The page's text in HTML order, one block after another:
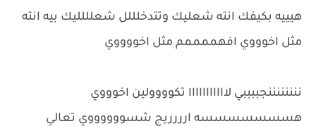
هيييه بكيفك انته شعليك وتتدخلللل شعلللليك بيه انته
مثل اخوووي افهممممم مثل اخووووي
ننننننننجببببي لااااااااااا تكوووولين اخوووي
هسسسسسسسه ارررريج شسووووووي تعالي